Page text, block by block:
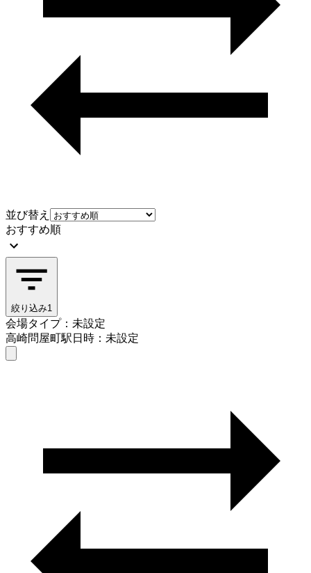
並び替え
おすすめ順
絞り込み1
会場タイプ：未設定
高崎問屋町駅日時：未設定